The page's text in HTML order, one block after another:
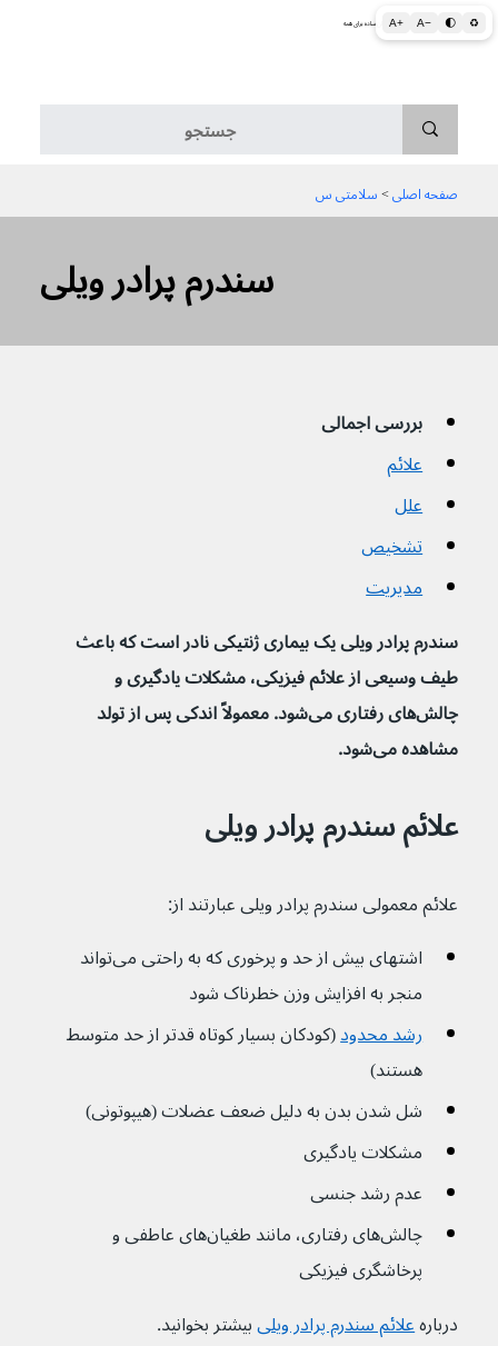
A+ A− 🌓 ♻ اطلاعات پزشکی و بهداشتی به زبان ساده برای همه
صفحه اصلی > سلامتی س
سندرم پرادر ویلی
بررسی اجمالی
علائم
علل
تشخیص
مدیریت
سندرم پرادر ویلی یک بیماری ژنتیکی نادر است که باعث
طیف وسیعی از علائم فیزیکی، مشکلات یادگیری و
چالش‌های رفتاری می‌شود. معمولاً اندکی پس از تولد
مشاهده می‌شود.
علائم سندرم پرادر ویلی
علائم معمولی سندرم پرادر ویلی عبارتند از:
اشتهای بیش از حد و پرخوری که به راحتی می‌تواند
منجر به افزایش وزن خطرناک شود
رشد محدود(کودکان بسیار کوتاه قدتر از حد متوسط
هستند)
شل شدن بدن به دلیل ضعف عضلات (هیپوتونی)
مشکلات یادگیری
عدم رشد جنسی
چالش‌های رفتاری، مانند طغیان‌های عاطفی و
پرخاشگری فیزیکی
درباره علائم سندرم پرادر ویلیبیشتر بخوانید.